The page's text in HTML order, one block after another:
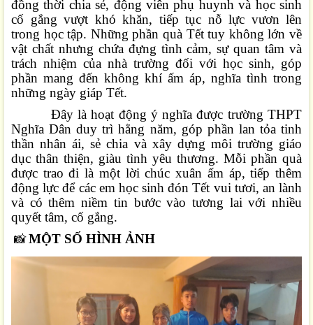
đồng thời chia sẻ, động viên phụ huynh và học sinh
cố gắng vượt khó khăn, tiếp tục nỗ lực vươn lên
trong học tập. Những phần quà Tết tuy không lớn về
vật chất nhưng chứa đựng tình cảm, sự quan tâm và
trách nhiệm của nhà trường đối với học sinh, góp
phần mang đến không khí ấm áp, nghĩa tình trong
những ngày giáp Tết.
Đây là hoạt động ý nghĩa được trường THPT
Nghĩa Dân duy trì hằng năm, góp phần lan tỏa tinh
thần nhân ái, sẻ chia và xây dựng môi trường giáo
dục thân thiện, giàu tình yêu thương. Mỗi phần quà
được trao đi là một lời chúc xuân ấm áp, tiếp thêm
động lực để các em học sinh đón Tết vui tươi, an lành
và có thêm niềm tin bước vào tương lai với nhiều
quyết tâm, cố gắng.
📸 MỘT SỐ HÌNH ẢNH